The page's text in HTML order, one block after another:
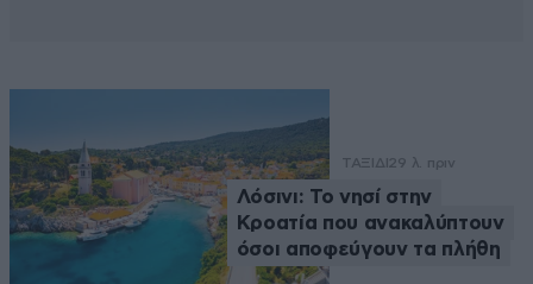
ΤΑΞΙΔΙ29 λ. πριν
Λόσινι: Το νησί στην
Κροατία που ανακαλύπτουν
όσοι αποφεύγουν τα πλήθη